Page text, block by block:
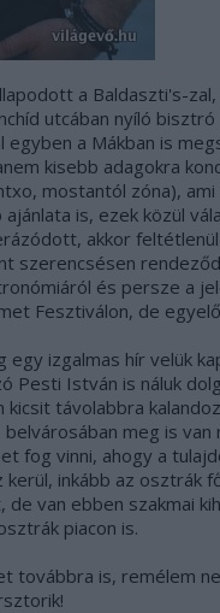
a Baldaszti's-
utcában nyíló
egyben a Mákban is
kisebb adagokra
mostantól zóna),
is, ezek közül
akkor
szerencsésen
és persze a
Fesztiválon, de
egy izgalmas hír velük
Pesti István is náluk
távolabbra
meg is van
fog vinni, ahogy a
inkább az osztrák
van ebben szakmai
piacon is.
továbbra is, remélem